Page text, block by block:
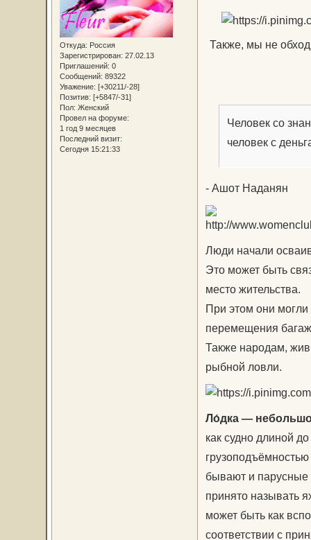
Откуда: Россия
Зарегистрирован: 27.02.13
Приглашений: 0
Сообщений: 89322
Уважение: [+30211/-28]
Позитив: [+5847/-31]
Пол: Женский
Провел на форуме:
1 год 9 месяцев
Последний визит:
Сегодня 15:21:33
Также, мы не
Человек со
человек с
- Ашот Наданян
Люди начали
Это может быть
место жительства.
При этом они могли
перемещения
Также народам,
рыбной ловли.
Ло́дка —
как судно длиной
бывают и парусные
принято называть
может быть как
соответствии с